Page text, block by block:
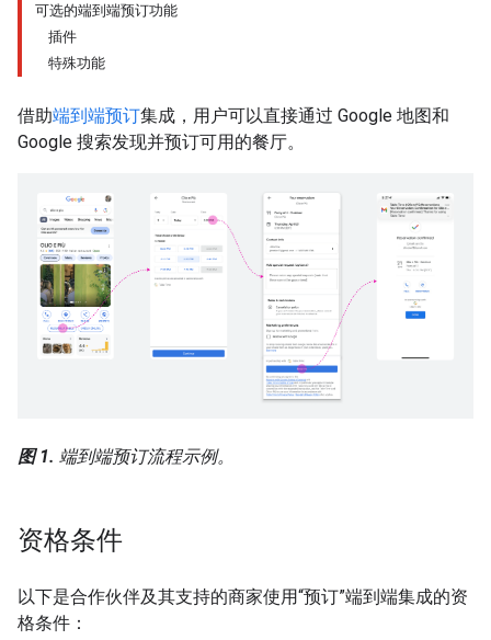
可选的端到端预订功能
插件
特殊功能
借助端到端预订集成，用户可以直接通过 Google 地图和
Google 搜索发现并预订可用的餐厅。
图 1. 端到端预订流程示例。
资格条件
以下是合作伙伴及其支持的商家使用“预订”端到端集成的资
格条件：